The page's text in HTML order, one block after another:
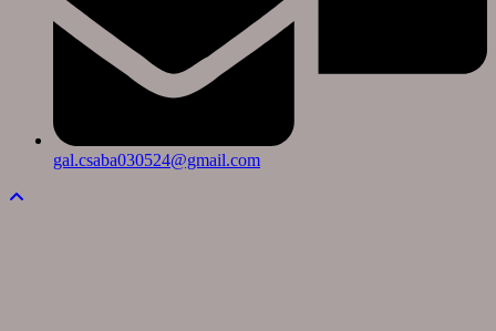
gal.csaba030524@gmail.com